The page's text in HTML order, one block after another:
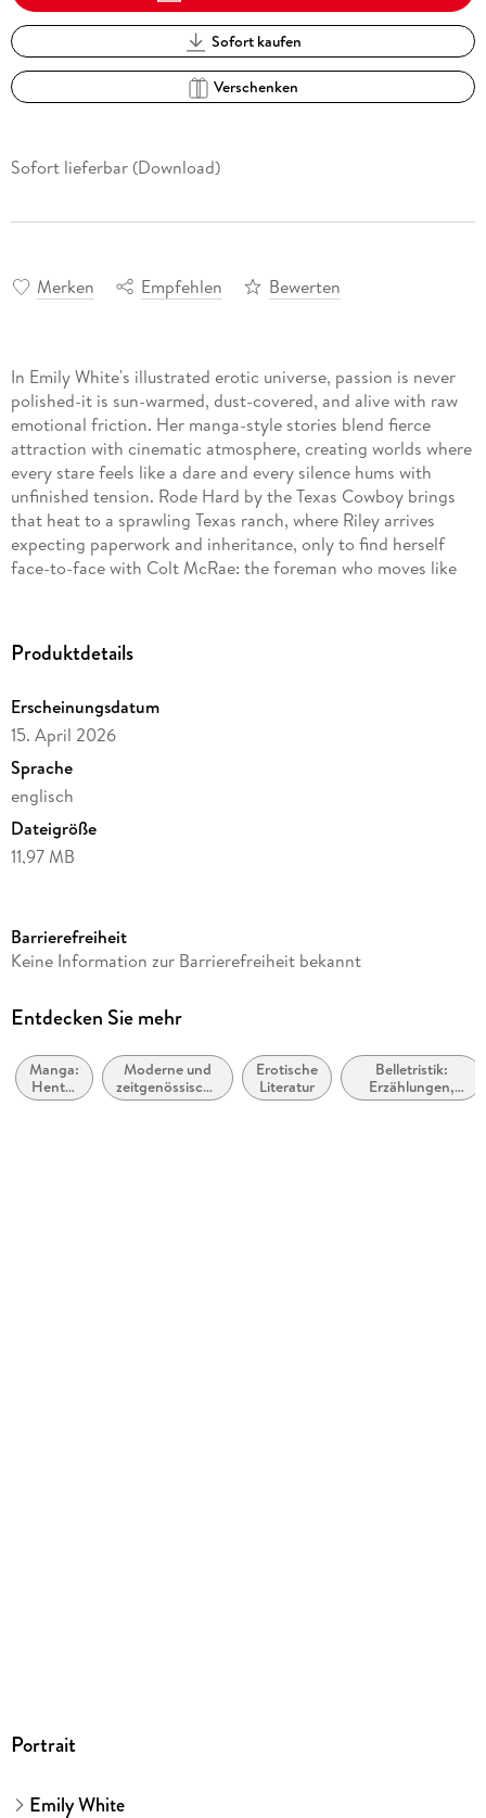
Sofort kaufen
Verschenken
Sofort lieferbar (Download)
Merken Empfehlen Bewerten
In Emily White's illustrated erotic universe, passion is never
polished-it is sun-warmed, dust-covered, and alive with raw
emotional friction. Her manga-style stories blend fierce
attraction with cinematic atmosphere, creating worlds where
every stare feels like a dare and every silence hums with
unfinished tension. Rode Hard by the Texas Cowboy brings
that heat to a sprawling Texas ranch, where Riley arrives
expecting paperwork and inheritance, only to find herself
face-to-face with Colt McRae: the foreman who moves like
He is all leather, discipline, and dangerous restraint; she is
city-bred defiance wrapped in soft edges and sharper pride.
and challenge, until even the morning corral feels like a place
where something wild could happen. Out here, desire does
not ask politely. It waits in the dust, watching, until someone
finally breaks.
Produktdetails
Erscheinungsdatum
15. April 2026
Sprache
englisch
Dateigröße
11,97 MB
Autor/Autorin
Verlag/Hersteller
Kopierschutz
ohne Kopierschutz
Barrierefreiheit
Keine Information zur Barrierefreiheit bekannt
Entdecken Sie mehr
Manga:
Hentai
Manga
Moderne und
zeitgenössische
Belletristik:
Erotische
Literatur
Belletristik:
Erzählungen,
Kurzgeschichten,
Portrait
Emily White